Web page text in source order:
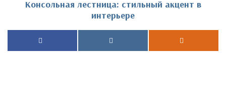
Консольная лестница: стильный акцент в
интерьере